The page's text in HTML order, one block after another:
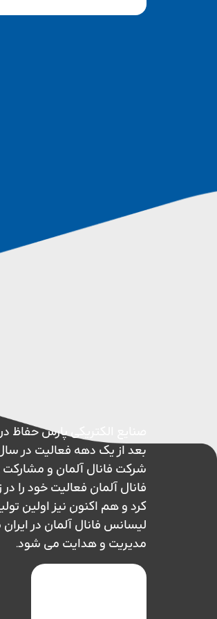
شرکت فانال آلمان و
فانال آلمان فعالیت خود را
کرد و هم اکنون نیز اولین
لیسانس فانال آلمان در
مدیریت و هدایت می شود.